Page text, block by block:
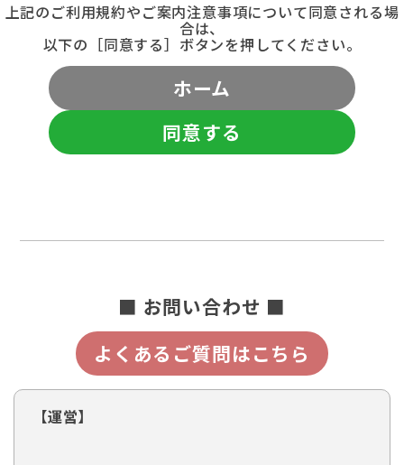
上記のご利用規約やご案内注意事項について同意される場
合は、
以下の［同意する］ボタンを押してください。
ホーム
同意する
■ お問い合わせ ■
よくあるご質問はこちら
【運営】